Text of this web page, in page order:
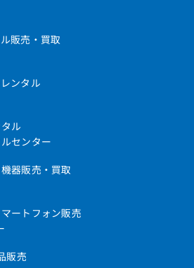
販売・買取
ンタル
ル
センター
器販売・買取
ートフォン販売
販売